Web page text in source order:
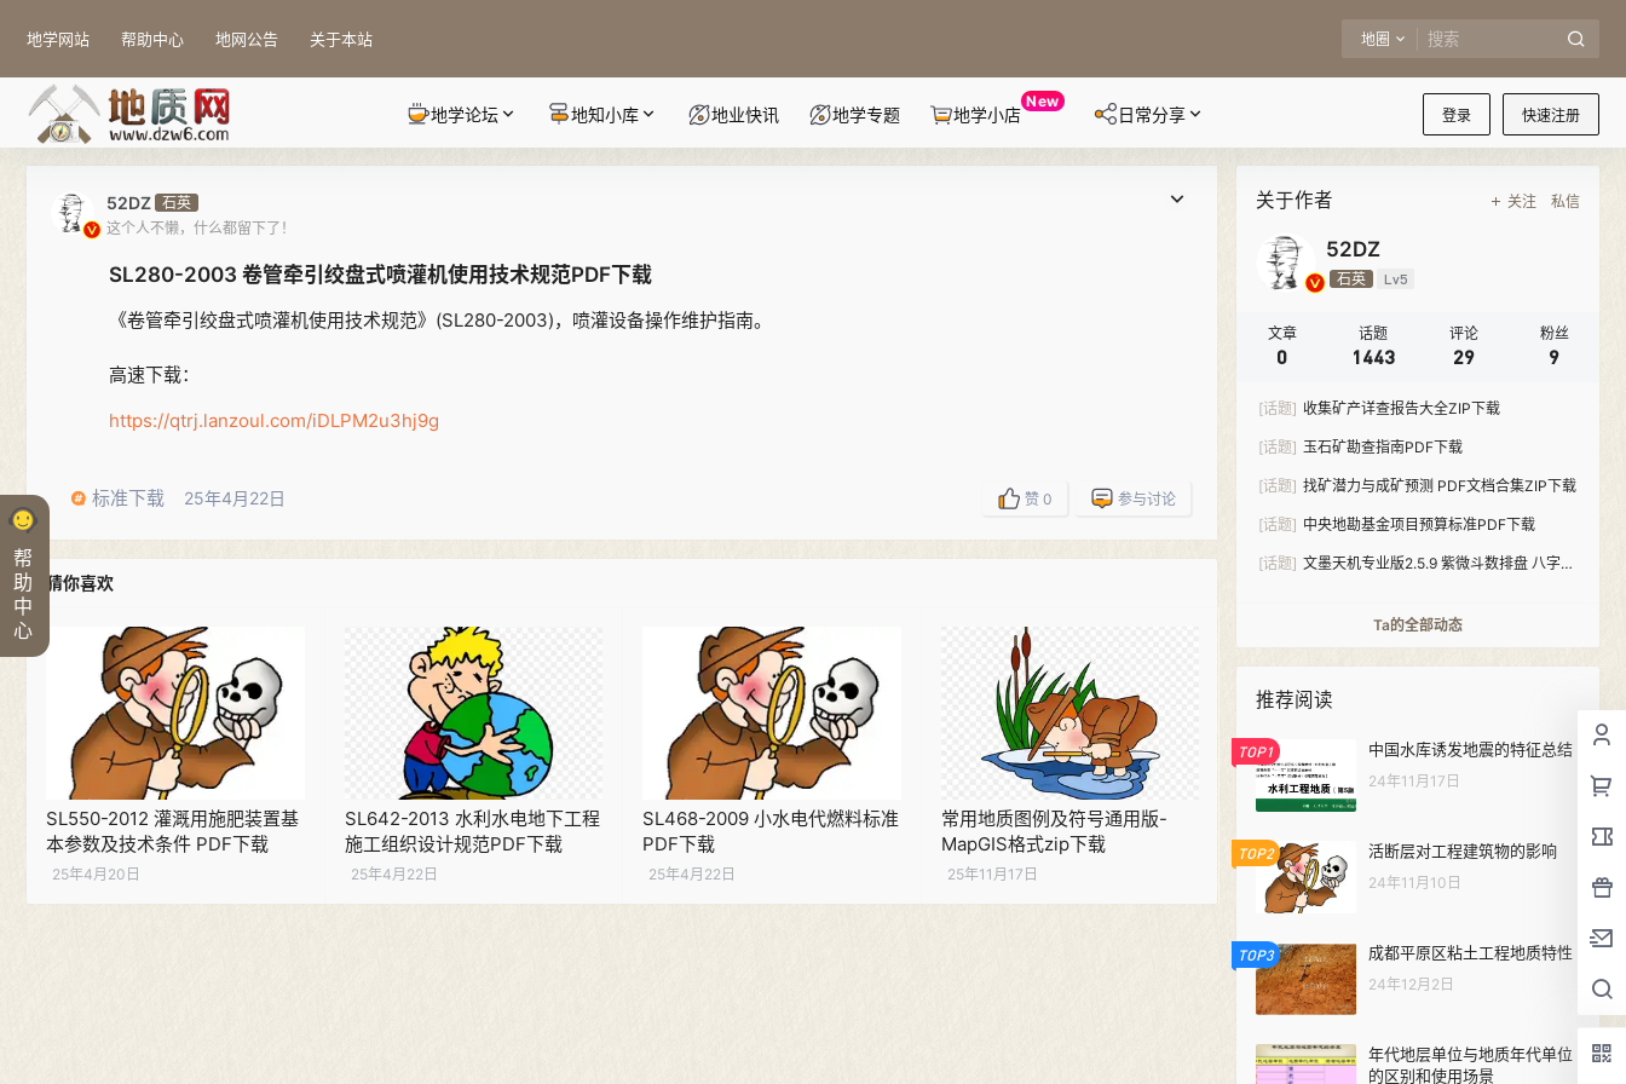
帮
助
中
心
地学网站 帮助中心 地网公告 关于本站 地圈
登录 快速注册
地学论坛 地知小库 地业快讯 地学专题 地学小店
New
日常分享
52DZ 石英
这个人不懒，什么都留下了！
SL280-2003 卷管牵引绞盘式喷灌机使用技术规范PDF下载
《卷管牵引绞盘式喷灌机使用技术规范》(SL280-2003)，喷灌设备操作维护指南。
高速下载：
https://qtrj.lanzoul.com/iDLPM2u3hj9g
标准下载 25年4月22日 赞 0 参与讨论
猜你喜欢
SL550-2012 灌溉用施肥装置基
本参数及技术条件 PDF下载
25年4月20日
SL642-2013 水利水电地下工程
施工组织设计规范PDF下载
25年4月22日
SL468-2009 小水电代燃料标准
PDF下载
25年4月22日
常用地质图例及符号通用版-
MapGIS格式zip下载
25年11月17日
关于作者 关注 私信
52DZ
石英 Lv5
文章
0
话题
1443
评论
29
粉丝
9
[话题] 收集矿产详查报告大全ZIP下载
[话题] 玉石矿勘查指南PDF下载
[话题] 找矿潜力与成矿预测 PDF文档合集ZIP下载
[话题] 中央地勘基金项目预算标准PDF下载
[话题] 文墨天机专业版2.5.9 紫微斗数排盘 八字算
Ta的全部动态
推荐阅读
TOP1 中国水库诱发地震的特征总结
24年11月17日
TOP2 活断层对工程建筑物的影响
24年11月10日
TOP3 成都平原区粘土工程地质特性
24年12月2日
年代地层单位与地质年代单位
的区别和使用场景